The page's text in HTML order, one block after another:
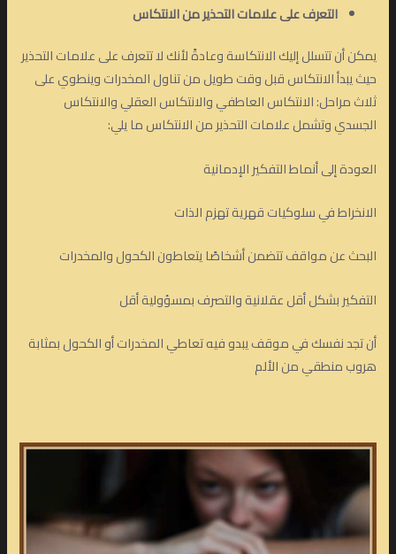
التعرف على علامات التحذير من الانتكاس
يمكن أن تتسلل إليك الانتكاسة وعادةً لأنك لا تتعرف على علامات التحذير
حيث يبدأ الانتكاس قبل وقت طويل من تناول المخدرات وينطوي على
ثلاث مراحل: الانتكاس العاطفي والانتكاس العقلي والانتكاس
الجسدي وتشمل علامات التحذير من الانتكاس ما يلي:
العودة إلى أنماط التفكير الإدمانية
الانخراط في سلوكيات قهرية تهزم الذات
البحث عن مواقف تتضمن أشخاصًا يتعاطون الكحول والمخدرات
التفكير بشكل أقل عقلانية والتصرف بمسؤولية أقل
أن تجد نفسك في موقف يبدو فيه تعاطي المخدرات أو الكحول بمثابة
هروب منطقي من الألم